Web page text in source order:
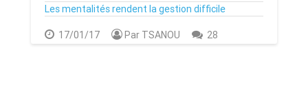
Les mentalités rendent la gestion difficile
17/01/17 Par TSANOU 28